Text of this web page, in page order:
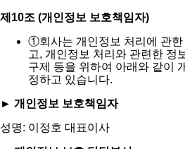
제10조 (개인정보 보호책임자)
①회사는 개인정보 처리에 관
고, 개인정보 처리와 관련한 정
구제 등을 위하여 아래와 같이
정하고 있습니다.
► 개인정보 보호책임자
성명: 이정호 대표이사